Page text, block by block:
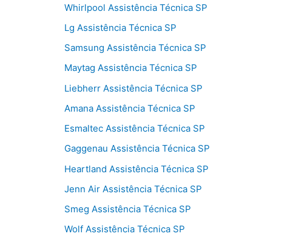
Whirlpool Assistência Técnica SP
Lg Assistência Técnica SP
Samsung Assistência Técnica SP
Maytag Assistência Técnica SP
Liebherr Assistência Técnica SP
Amana Assistência Técnica SP
Esmaltec Assistência Técnica SP
Gaggenau Assistência Técnica SP
Heartland Assistência Técnica SP
Jenn Air Assistência Técnica SP
Smeg Assistência Técnica SP
Wolf Assistência Técnica SP